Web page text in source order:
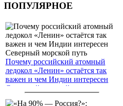
ПОПУЛЯРНОЕ
Почему российский атомный
ледокол «Ленин» остаётся так
важен и чем Индии интересен
Северный морской путь